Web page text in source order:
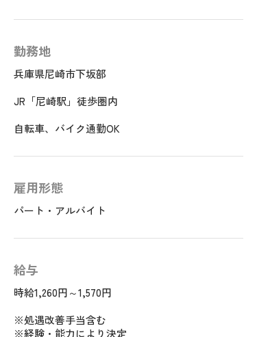
勤務地
兵庫県尼崎市下坂部
JR「尼崎駅」徒歩圏内
自転車、バイク通勤OK
雇用形態
パート・アルバイト
給与
時給1,260円～1,570円
※処遇改善手当含む
※経験・能力により決定